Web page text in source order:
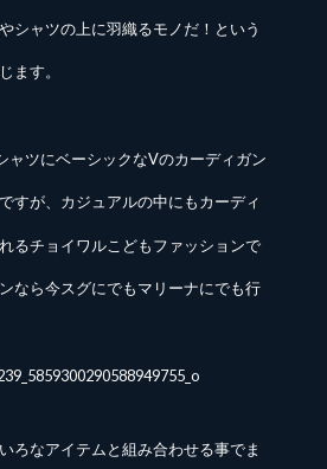
シャツの上に羽織るモノだ！という
ます。
ャツにベーシックなVのカーディガン
すが、カジュアルの中にもカーディ
るチョイワルこどもファッションで
なら今スグにでもマリーナにでも行
ろなアイテムと組み合わせる事でま